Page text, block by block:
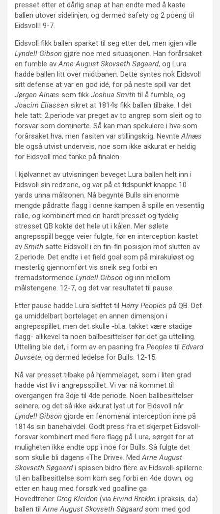
presset etter et dårlig snap at han endte med å kaste
ballen utover sidelinjen, og dermed safety og 2 poeng til
Eidsvoll! 9-7.
Eidsvoll fikk ballen sparket til seg etter det, men igjen ville
Lyndell Gibson gjøre noe med situasjonen. Han forårsaket
en fumble avArne August Skovseth Søgaard, og Lura
hadde ballen litt over midtbanen. Dette syntes nok Eidsvoll
sitt defense at var en god idé, for på neste spill var det
Jørgen Alnæs som fikk Joshua Smith til å fumble, og
Joacim Eliassen sikret at 1814s fikk ballen tilbake. I det
hele tatt: 2.periode var preget av to angrep som sleit og to
forsvar som dominerte. Så kan man spekulere i hva som
forårsaket hva, men fasiten var stillingskrig. NevnteAlnæs
ble også utvist underveis, noe som ikke akkurat er heldig
for Eidsvoll med tanke på finalen.
I kjølvannet av utvisningen beveget Lura ballen helt inn i
Eidsvoll sin redzone, og var på et tidspunkt knappe 10
yards unna målsonen. Nå begynte Bulls sin enorme
mengde pådratte flagg i denne kampen å spille en vesentlig
rolle, og kombinert med en hardt presset og tydelig
stresset QB kokte det hele ut i kålen. Mer sølete
angrepsspill begge veier fulgte, før en interception kastet
av Smith satte Eidsvoll i en fin-fin posisjon mot slutten av
2.periode. Det endte i et field goal som på mirakuløst og
mesterlig gjennomført vis sneik seg forbi en
fremadstormende Lyndell Gibson og inn mellom
målstengene. 12-7, og det var resultatet til pause.
Etter pause hadde Lura skiftet til Harry Peoples på QB. Det
ga umiddelbart bortelaget en annen dimensjon i
angrepsspillet, men det skulle -bl.a. takket være stadige
flagg- allikevel ta noen ballbesittelser før det ga uttelling.
Uttelling ble det, i form av en pasning fra Peoples til Edvard
Duvsete, og dermed ledelse for Bulls. 12-15.
Nå var presset tilbake på hjemmelaget, som i liten grad
hadde vist liv i angrepsspillet. Vi var nå kommet til
overgangen fra 3dje til 4de periode. Noen ballbesittelser
seinere, og det så ikke akkurat lyst ut for Eidsvoll når
Lyndell Gibson gjorde en fenomenal interception inne på
1814s sin banehalvdel. Godt press fra et skjerpet Eidsvoll-
forsvar kombinert med flere flagg på Lura, sørget for at
muligheten ikke endte opp i noe for Bulls. Så fulgte det
som skulle bli dagens «The Drive». MedArne August
Skovseth Søgaardi spissen bidro flere av Eidsvoll-spillerne
til en ballbesittelse som kom seg forbi en 4de down, og
etter en haug med forsøk ved goalline ga
Hovedtrener Greg Kleidon (via Eivind Brekke i praksis, da)
ballen tilArne August Skovseth Søgaardsom med god